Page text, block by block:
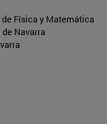
Física y Matemática
Navarra